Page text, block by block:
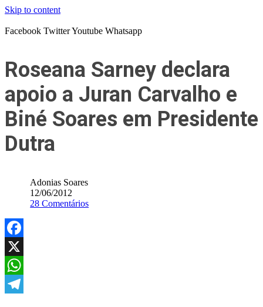
Skip to content
Facebook TwitterYoutube Whatsapp
Roseana Sarney declara
apoio a Juran Carvalho e
Biné Soares em Presidente
Dutra
Adonias Soares
12/06/2012
28 Comentários
Facebook
X
WhatsApp